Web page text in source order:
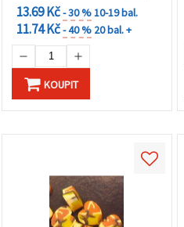
13.69 Kč- 30 %10-19 bal.
11.74 Kč- 40 % 20 bal. +
KOUPIT